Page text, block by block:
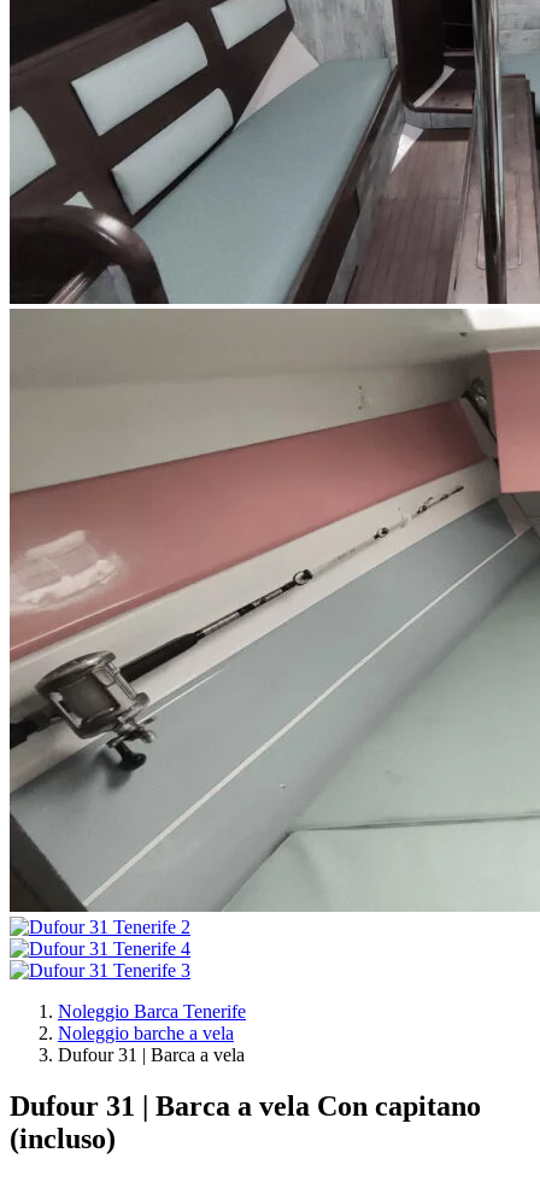
Noleggio Barca Tenerife
Noleggio barche a vela
Dufour 31 | Barca a vela
Dufour 31 | Barca a vela Con capitano
(incluso)